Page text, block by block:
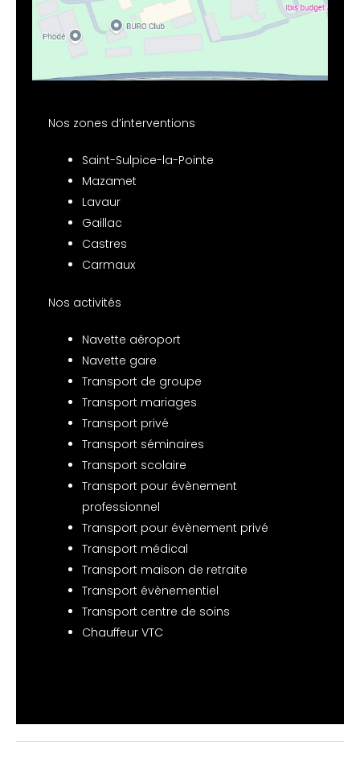
Nos zones d’interventions
Saint-Sulpice-la-Pointe
Mazamet
Lavaur
Gaillac
Castres
Carmaux
Nos activités
Navette aéroport
Navette gare
Transport de groupe
Transport mariages
Transport privé
Transport séminaires
Transport scolaire
Transport pour évènement
professionnel
Transport pour évènement privé
Transport médical
Transport maison de retraite
Transport évènementiel
Transport centre de soins
Chauffeur VTC